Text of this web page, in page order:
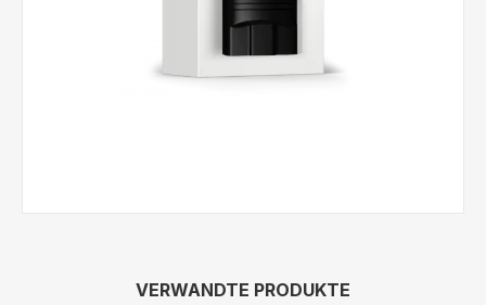
VERWANDTE PRODUKTE